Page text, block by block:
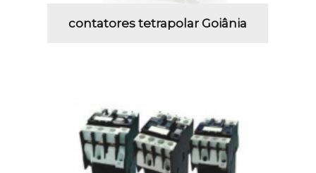
contatores tetrapolar Goiânia